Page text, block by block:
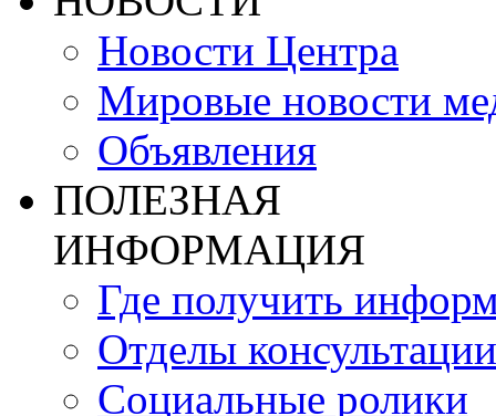
Новости Центра
Мировые новости
Объявления
ПОЛЕЗНАЯ
ИНФОРМАЦИЯ
Где получить
Отделы консультации
Социальные ролики